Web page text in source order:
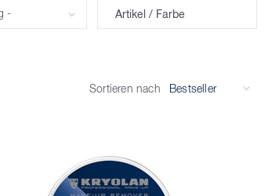
Artikel / Farbe
Sortieren nach